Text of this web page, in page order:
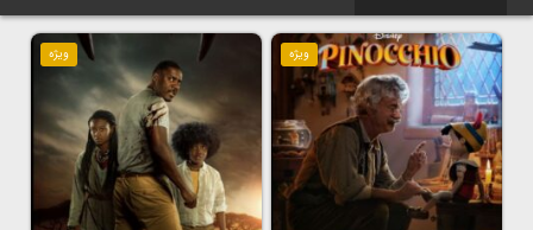
ویژه ویژه